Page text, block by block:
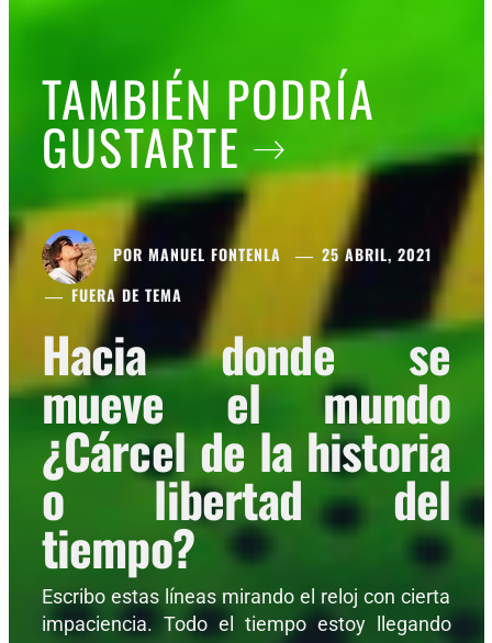
TAMBIÉN PODRÍA
GUSTARTE
POR MANUEL FONTENLA
25 ABRIL, 2021
FUERA DE TEMA
Hacia donde se
mueve el mundo
¿Cárcel de la historia
o libertad del
tiempo?
Escribo estas líneas mirando el reloj con cierta
impaciencia. Todo el tiempo estoy llegando